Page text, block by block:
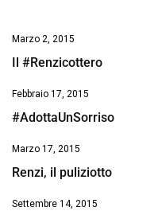
Marzo 2, 2015
Il #Renzicottero
Febbraio 17, 2015
#AdottaUnSorriso
Marzo 17, 2015
Renzi, il puliziotto
Settembre 14, 2015